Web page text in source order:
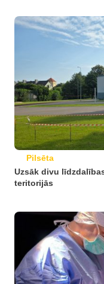
Pilsēta
Uzsāk divu
teritorijās